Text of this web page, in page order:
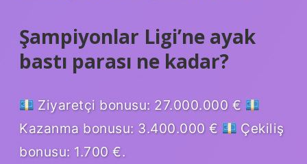
Şampiyonlar Ligi’ne ayak
bastı parası ne kadar?
Ziyaretçi bonusu: 27.000.000 €
Kazanma bonusu: 3.400.000 €
Çekiliş
bonusu: 1.700 €.